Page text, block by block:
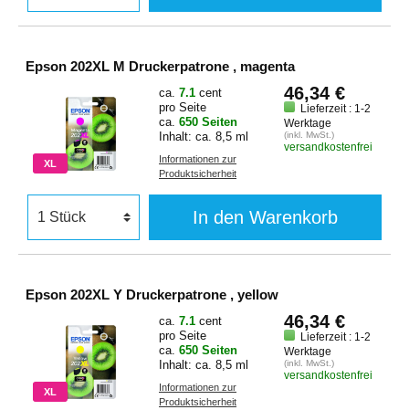
Epson 202XL M Druckerpatrone , magenta
XL
ca. 7.1 cent
pro Seite
ca. 650 Seiten
Inhalt: ca. 8,5 ml
Informationen zur
Produktsicherheit
46,34 €
Lieferzeit : 1-2
Werktage
(inkl. MwSt.)
versandkostenfrei
In den Warenkorb
Epson 202XL Y Druckerpatrone , yellow
XL
ca. 7.1 cent
pro Seite
ca. 650 Seiten
Inhalt: ca. 8,5 ml
Informationen zur
Produktsicherheit
46,34 €
Lieferzeit : 1-2
Werktage
(inkl. MwSt.)
versandkostenfrei